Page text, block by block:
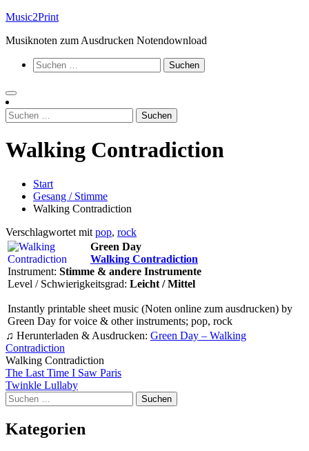
Zum
springen
Music2Print
Musiknoten zum Ausdrucken Notendownload
Suchen
nach:
Suchen
nach:
Walking Contradiction
Start
Gesang / Stimme
Walking Contradiction
Verschlagwortet mit pop, rock
Green Day
Walking Contradiction
Instrument: Stimme & andere Instrumente
Level / Schwierigkeitsgrad: Leicht / Mittel
Instantly printable sheet music (Noten online zum ausdrucken) by
Green Day for voice & other instruments; pop, rock
♫ Herunterladen & Ausdrucken: Green Day – Walking
Contradiction
Walking Contradiction
Beitragsnavigation
The Last Time I Saw Paris
Twinkle Lullaby
Suchen
nach:
Kategorien